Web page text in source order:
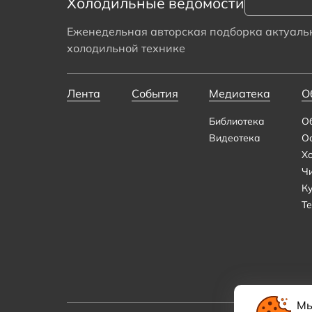
Еженедельная авторская подборка
холодильной технике
Лента События Медиатека
Библиотека
Видеотека